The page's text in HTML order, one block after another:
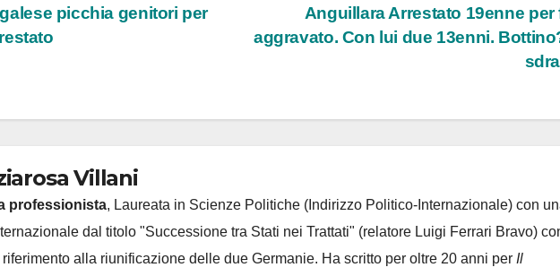
Anguillara Arrestato 19enne per
aggravato. Con lui due 13enni.
picchia genitori per
Villani
professionista, Laureata in Scienze Politiche (Indirizzo Politico-Internazionale) con
dal titolo "Successione tra Stati nei Trattati" (relatore Luigi Ferrari Bravo)
alla riunificazione delle due Germanie. Ha scritto per oltre 20 anni per Il